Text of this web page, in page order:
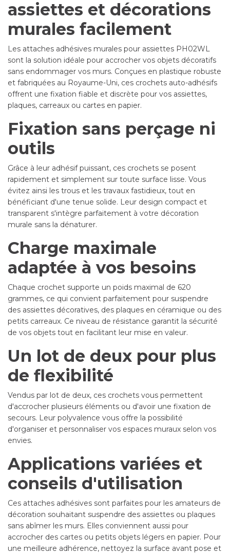
assiettes et décorations
murales facilement
Les attaches adhésives murales pour assiettes PH02WL
sont la solution idéale pour accrocher vos objets décoratifs
sans endommager vos murs. Conçues en plastique robuste
et fabriquées au Royaume-Uni, ces crochets auto-adhésifs
offrent une fixation fiable et discrète pour vos assiettes,
plaques, carreaux ou cartes en papier.
Fixation sans perçage ni
outils
Grâce à leur adhésif puissant, ces crochets se posent
rapidement et simplement sur toute surface lisse. Vous
évitez ainsi les trous et les travaux fastidieux, tout en
bénéficiant d'une tenue solide. Leur design compact et
transparent s'intègre parfaitement à votre décoration
murale sans la dénaturer.
Charge maximale
adaptée à vos besoins
Chaque crochet supporte un poids maximal de 620
grammes, ce qui convient parfaitement pour suspendre
des assiettes décoratives, des plaques en céramique ou des
petits carreaux. Ce niveau de résistance garantit la sécurité
de vos objets tout en facilitant leur mise en valeur.
Un lot de deux pour plus
de flexibilité
Vendus par lot de deux, ces crochets vous permettent
d'accrocher plusieurs éléments ou d'avoir une fixation de
secours. Leur polyvalence vous offre la possibilité
d'organiser et personnaliser vos espaces muraux selon vos
envies.
Applications variées et
conseils d'utilisation
Ces attaches adhésives sont parfaites pour les amateurs de
décoration souhaitant suspendre des assiettes ou plaques
sans abîmer les murs. Elles conviennent aussi pour
accrocher des cartes ou petits objets légers en papier. Pour
une meilleure adhérence, nettoyez la surface avant pose et